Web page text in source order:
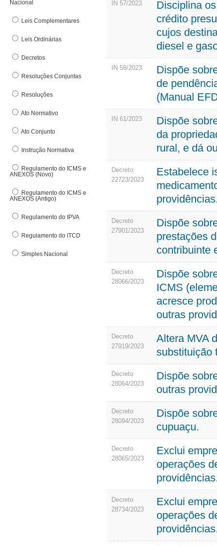
Denúncia Eletrônica
E
Estrutura Básica
F
Fundo de Participação dos Municípos
G
O
Nacional
Leis Complementares
Leis Ordinárias
Decretos
Resoluções Conjuntas
Resoluções
Ato Normativo
Ato Conjunto
Instrução Normativa
Regulamento do ICMS e
ANEXOS (Novo)
Regulamento do ICMS e
ANEXOS (Antigo)
Regulamento do IPVA
Regulamento do ITCD
Simples Nacional
IN 57/2023
Disciplina
crédito
cujos
diesel e
IN 58/2023
Dispõe
de
(Manual
IN 61/2023
Dispõe
da
rural, e dá
Decreto
22723/2023
Estabelece
Decreto
27901/2023
Dispõe
prestações
contribuinte
Decreto
28066/2023
Dispõe
ICMS
acresce
outras
Decreto
27919/2023
Altera MVA
substituição
Decreto
28064/2023
Dispõe
outras
Decreto
28094/2023
Dispõe
cupuaçu.
Decreto
28065/2023
Exclui
operações
Decreto
28734/2023
Exclui
operações